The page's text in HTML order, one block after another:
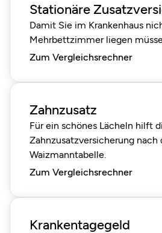
Stationäre
Damit Sie im Krankenhaus
Mehrbettzimmer liegen
Zum Vergleichsrechner
Zahnzusatz
Für ein schönes Lächeln hilft
Zahnzusatzversicherung nach
Waizmanntabelle.
Zum Vergleichsrechner
Krankentagegeld